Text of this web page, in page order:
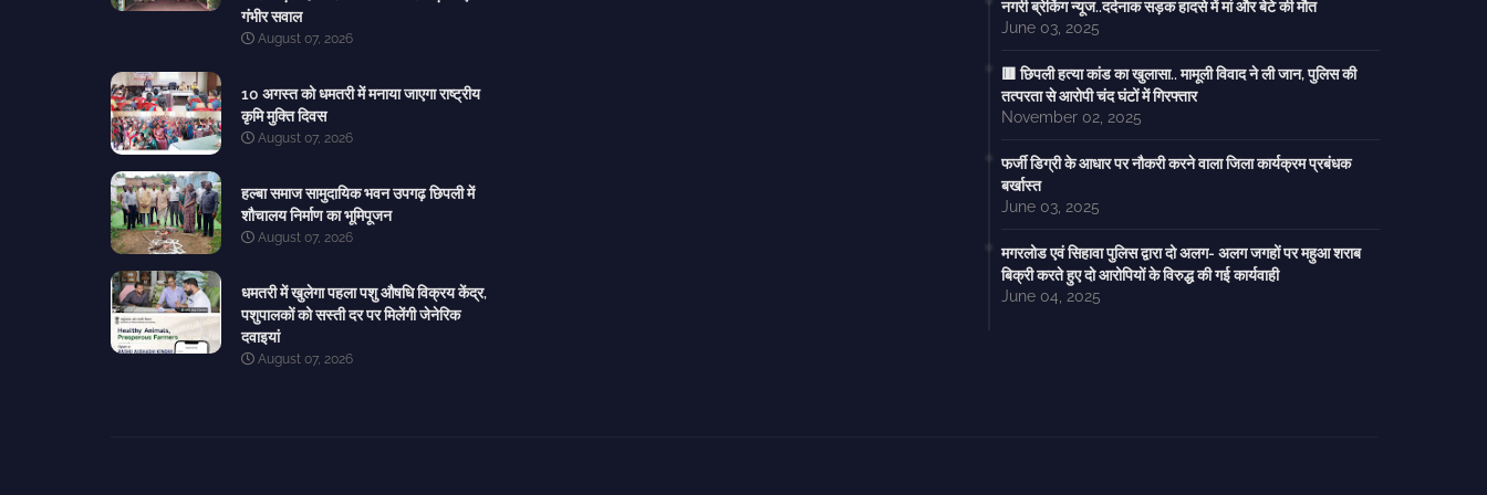
गंभीर सवाल
August 07, 2026
10 अगस्त को धमतरी में मनाया जाएगा राष्ट्रीय
कृमि मुक्ति दिवस
August 07, 2026
हल्बा समाज सामुदायिक भवन उपगढ़ छिपली में
शौचालय निर्माण का भूमिपूजन
August 07, 2026
धमतरी में खुलेगा पहला पशु औषधि विक्रय केंद्र,
पशुपालकों को सस्ती दर पर मिलेंगी जेनेरिक
दवाइयां
August 07, 2026
नगरी ब्रेकिंग न्यूज..दर्दनाक सड़क हादसे में मां और बेटे की मौत
June 03, 2025
🟥 छिपली हत्या कांड का खुलासा.. मामूली विवाद ने ली जान, पुलिस की
तत्परता से आरोपी चंद घंटों में गिरफ्तार
November 02, 2025
फर्जी डिग्री के आधार पर नौकरी करने वाला जिला कार्यक्रम प्रबंधक
बर्खास्त
June 03, 2025
मगरलोड एवं सिहावा पुलिस द्वारा दो अलग- अलग जगहों पर महुआ शराब
बिक्री करते हुए दो आरोपियों के विरुद्ध की गई कार्यवाही
June 04, 2025